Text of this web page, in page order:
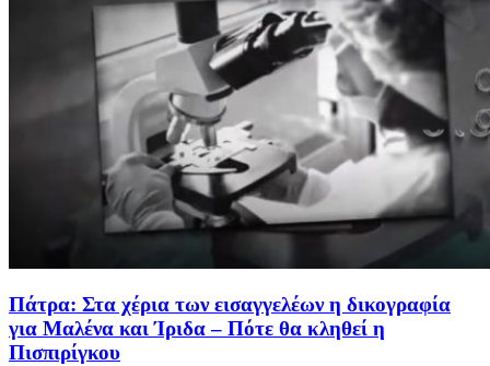
Πάτρα: Στα χέρια των εισαγγελέων η δικογραφία
για Μαλένα και Ίριδα – Πότε θα κληθεί η
Πισπιρίγκου